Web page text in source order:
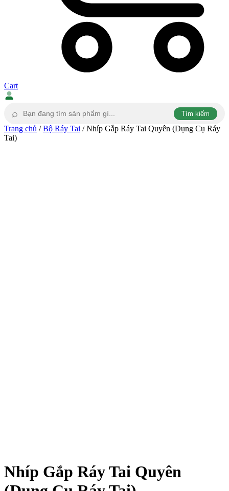
Cart
⌕ Tìm kiếm
Trang chủ /Bộ Ráy Tai / Nhíp Gắp Ráy Tai Quyên (Dụng Cụ Ráy
Tai)
Nhíp Gắp Ráy Tai Quyên